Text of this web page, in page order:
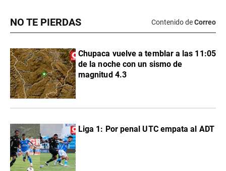
NO TE PIERDAS Contenido deCorreo
Chupaca vuelve a temblar a las 11:05
de la noche con un sismo de
magnitud 4.3
Liga 1: Por penal UTC empata al ADT